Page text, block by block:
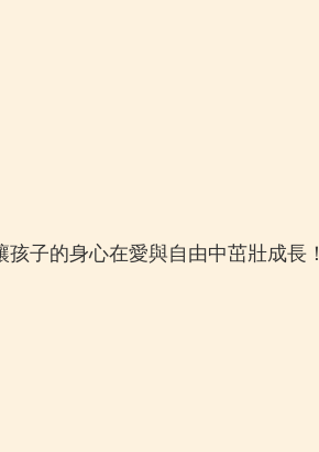
子的身心在愛與自由中茁壯成長！